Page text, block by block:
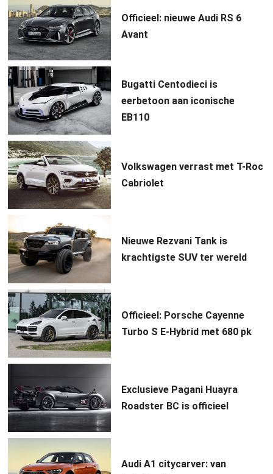
Officieel: nieuwe Audi RS 6
Avant
Bugatti Centodieci is
eerbetoon aan iconische
EB110
Volkswagen verrast met T-Roc
Cabriolet
Nieuwe Rezvani Tank is
krachtigste SUV ter wereld
Officieel: Porsche Cayenne
Turbo S E-Hybrid met 680 pk
Exclusieve Pagani Huayra
Roadster BC is officieel
Audi A1 citycarver: van